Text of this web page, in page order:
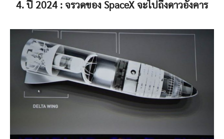
4. ปี 2024 : จรวดของ SpaceX จะไปถึงดาวอังคาร